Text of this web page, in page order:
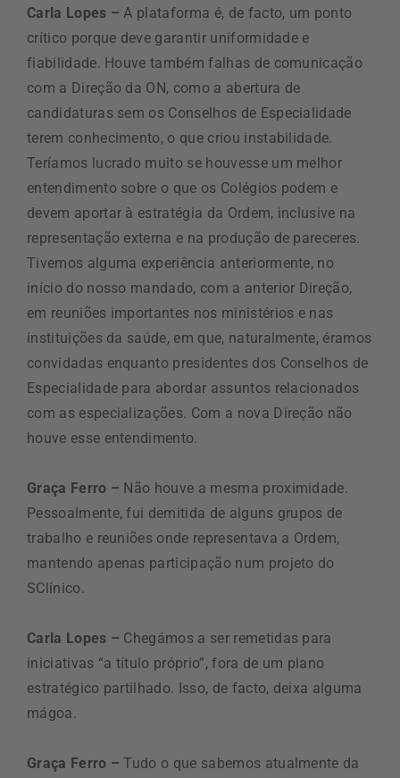
Carla Lopes – A plataforma é, de facto, um ponto
crítico porque deve garantir uniformidade e
fiabilidade. Houve também falhas de comunicação
com a Direção da ON, como a abertura de
candidaturas sem os Conselhos de Especialidade
terem conhecimento, o que criou instabilidade.
Teríamos lucrado muito se houvesse um melhor
entendimento sobre o que os Colégios podem e
devem aportar à estratégia da Ordem, inclusive na
representação externa e na produção de pareceres.
Tivemos alguma experiência anteriormente, no
início do nosso mandado, com a anterior Direção,
em reuniões importantes nos ministérios e nas
instituições da saúde, em que, naturalmente, éramos
convidadas enquanto presidentes dos Conselhos de
Especialidade para abordar assuntos relacionados
com as especializações. Com a nova Direção não
houve esse entendimento.
Graça Ferro – Não houve a mesma proximidade.
Pessoalmente, fui demitida de alguns grupos de
trabalho e reuniões onde representava a Ordem,
mantendo apenas participação num projeto do
SClínico.
Carla Lopes – Chegámos a ser remetidas para
iniciativas “a título próprio”, fora de um plano
estratégico partilhado. Isso, de facto, deixa alguma
mágoa.
Graça Ferro – Tudo o que sabemos atualmente da